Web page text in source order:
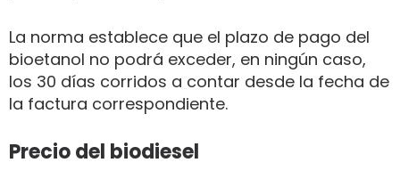
La norma establece que el plazo de pago del
bioetanol no podrá exceder, en ningún caso,
los 30 días corridos a contar desde la fecha de
la factura correspondiente.
Precio del biodiesel